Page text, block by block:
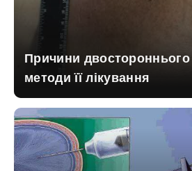
Причини двостороннього
методи її лікування